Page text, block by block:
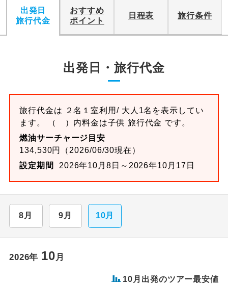
出発日
旅行代金
おすすめ
ポイント
日程表 旅行条件
出発日・旅行代金
旅行代金は ２名１室利用/ 大人1名を表示してい
ます。 （ ）内料金は子供 旅行代金 です。
燃油サーチャージ目安
134,530円（2026/06/30現在）
設定期間
2026年10月8日～2026年10月17日
8月 9月 10月
2026年 10月
10月出発のツアー最安値